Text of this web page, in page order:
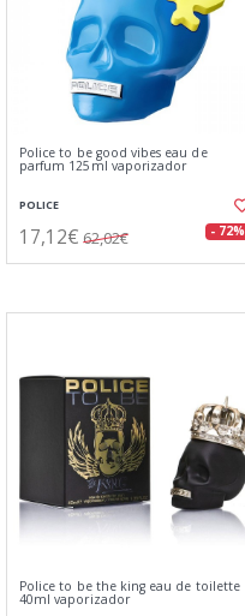
Police to be good vibes eau de
parfum 125ml vaporizador
POLICE
17,12€ 62,02€ - 72%
Police to be the king eau de toilette
40ml vaporizador